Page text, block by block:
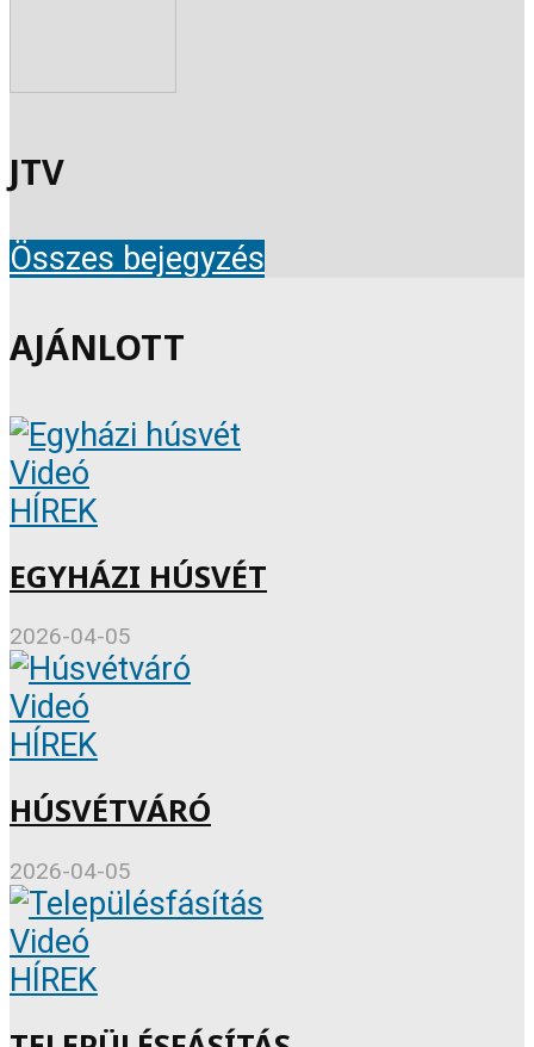
JTV
Összes bejegyzés
AJÁNLOTT
Videó
HÍREK
EGYHÁZI HÚSVÉT
2026-04-05
Videó
HÍREK
HÚSVÉTVÁRÓ
2026-04-05
Videó
HÍREK